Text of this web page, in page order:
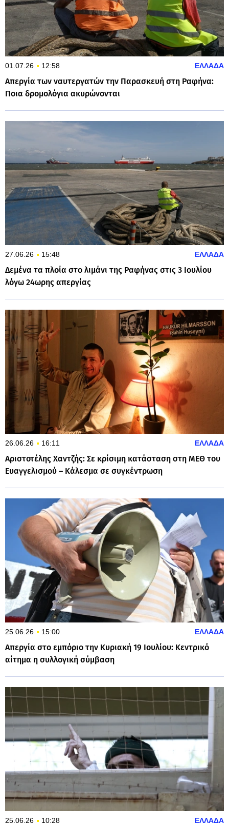
01.07.26 12:58 ΕΛΛΑΔΑ
Απεργία των ναυτεργατών την Παρασκευή στη Ραφήνα:
Ποια δρομολόγια ακυρώνονται
27.06.26 15:48 ΕΛΛΑΔΑ
Δεμένα τα πλοία στο λιμάνι της Ραφήνας στις 3 Ιουλίου
λόγω 24ωρης απεργίας
26.06.26 16:11 ΕΛΛΑΔΑ
Αριστοτέλης Χαντζής: Σε κρίσιμη κατάσταση στη ΜΕΘ του
Ευαγγελισμού – Κάλεσμα σε συγκέντρωση
25.06.26 15:00 ΕΛΛΑΔΑ
Απεργία στο εμπόριο την Κυριακή 19 Ιουλίου: Κεντρικό
αίτημα η συλλογική σύμβαση
25.06.26 10:28 ΕΛΛΑΔΑ